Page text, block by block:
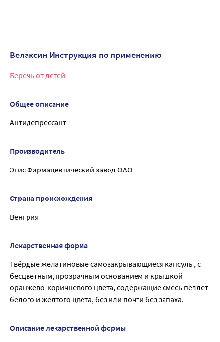
Велаксин Инструкция по применению
Беречь от детей
Общее описание
Антидепрессант
Производитель
Эгис Фармацевтический завод ОАО
Страна происхождения
Венгрия
Лекарственная форма
Твёрдые желатиновые самозакрывающиеся капсулы, с
бесцветным, прозрачным основанием и крышкой
оранжево-коричневого цвета, содержащие смесь пеллет
белого и желтого цвета, без или почти без запаха.
Описание лекарственной формы